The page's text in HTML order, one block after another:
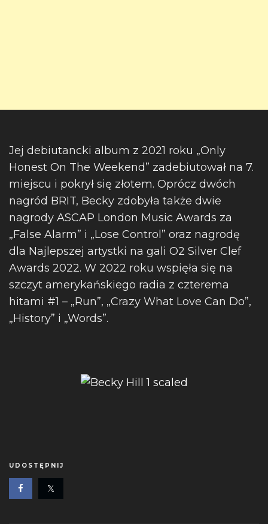
Jej debiutancki album z 2021 roku „Only
Honest On The Weekend” zadebiutował na 7.
miejscu i pokrył się złotem. Oprócz dwóch
nagród BRIT, Becky zdobyła także dwie
nagrody ASCAP London Music Awards za
„False Alarm” i „Lose Control” oraz nagrodę
dla Najlepszej artystki na gali O2 Silver Clef
Awards 2022. W 2022 roku wspięła się na
szczyt amerykańskiego radia z czterema
hitami #1 – „Run”, „Crazy What Love Can Do”,
„History” i „Words”.
UDOSTĘPNIJ